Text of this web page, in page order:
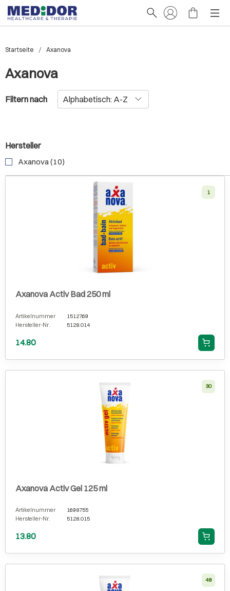
Startseite Axanova
Axanova
Filtern nach
Hersteller
Axanova (10)
1
Axanova Activ Bad 250 ml
Artikelnummer
1512769
Hersteller-Nr.
5128.014
14.80
30
Axanova Activ Gel 125 ml
Artikelnummer
1698755
Hersteller-Nr.
5128.015
13.80
48